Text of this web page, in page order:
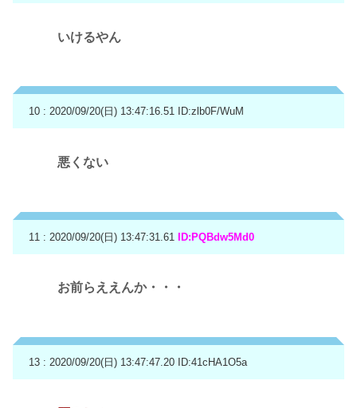
いけるやん
10 : 2020/09/20(日) 13:47:16.51 ID:zlb0F/WuM
悪くない
11 : 2020/09/20(日) 13:47:31.61 ID:PQBdw5Md0
お前らええんか・・・
13 : 2020/09/20(日) 13:47:47.20 ID:41cHA1O5a